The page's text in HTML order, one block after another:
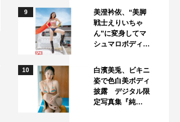
9
美澄衿依、“美脚
戦士えりいちゃ
ん”に変身してマ
シュマロボディ…
10
白濱美兎、ビキニ
姿で色白美ボディ
披露 デジタル限
定写真集『純…